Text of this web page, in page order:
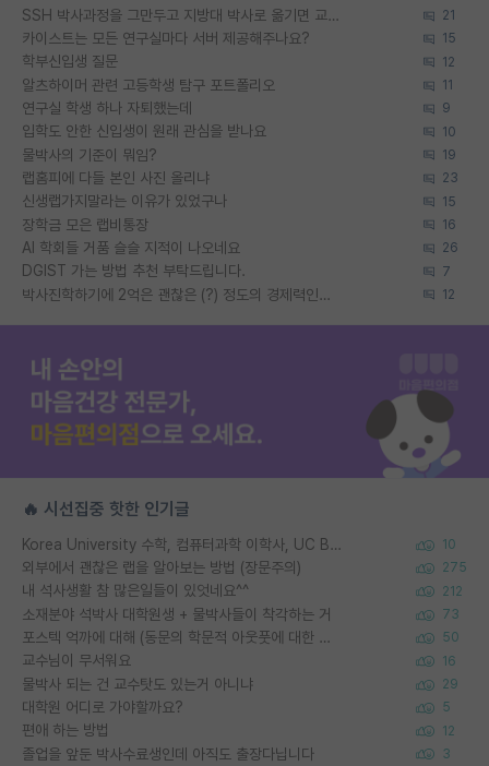
SSH 박사과정을 그만두고 지방대 박사로 옮기면 교수의 꿈은 끝일까요? 21
카이스트는 모든 연구실마다 서버 제공해주나요? 15
학부신입생 질문 12
알츠하이머 관련 고등학생 탐구 포트폴리오 11
연구실 학생 하나 자퇴했는데 9
입학도 안한 신입생이 원래 관심을 받나요 10
물박사의 기준이 뭐임? 19
랩홈피에 다들 본인 사진 올리냐 23
신생랩가지말라는 이유가 있었구나 15
장학금 모은 랩비통장 16
AI 학회들 거품 슬슬 지적이 나오네요 26
DGIST 가는 방법 추천 부탁드립니다. 7
박사진학하기에 2억은 괜찮은 (?) 정도의 경제력인가요 12
🔥 시선집중 핫한 인기글
Korea University 수학, 컴퓨터과학 이학사, UC Berkeley 산업공학 대학원 공학박사가 되는 것은 쉽지 않겠죠? 10
외부에서 괜찮은 랩을 알아보는 방법 (장문주의) 275
내 석사생활 참 많은일들이 있엇네요^^ 212
소재분야 석박사 대학원생 + 물박사들이 착각하는 거 73
포스텍 억까에 대해 (동문의 학문적 아웃풋에 대한 반박) 50
교수님이 무서워요 16
물박사 되는 건 교수탓도 있는거 아니냐 29
대학원 어디로 가야할까요? 5
편애 하는 방법 12
졸업을 앞둔 박사수료생인데 아직도 출장다닙니다 3